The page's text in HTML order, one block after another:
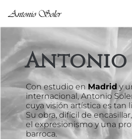
Saltar
contenido
Antonio
Con estudio en Madrid y
internacional, Antonio
cuya visión artística es tan
Su obra, difícil de
el expresionismo y una
barroca.